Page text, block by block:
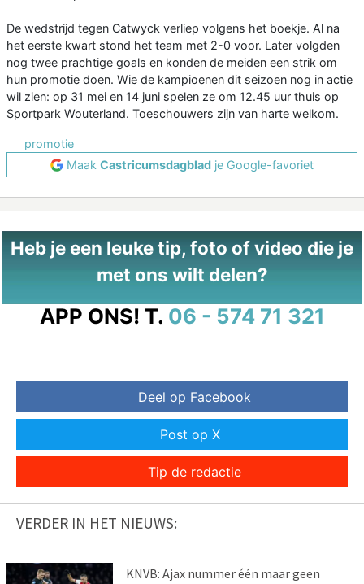
De wedstrijd tegen Catwyck verliep volgens het boekje. Al na
het eerste kwart stond het team met 2-0 voor. Later volgden
nog twee prachtige goals en konden de meiden een strik om
hun promotie doen. Wie de kampioenen dit seizoen nog in actie
wil zien: op 31 mei en 14 juni spelen ze om 12.45 uur thuis op
Sportpark Wouterland. Toeschouwers zijn van harte welkom.
promotie
Maak Castricumsdagblad je Google-favoriet
Heb je een leuke tip, foto of video die je
met ons wilt delen?
APP ONS! T. 06 - 574 71 321
Deel op Facebook
Post op X
Tip de redactie
VERDER IN HET NIEUWS:
KNVB: Ajax nummer één maar geen